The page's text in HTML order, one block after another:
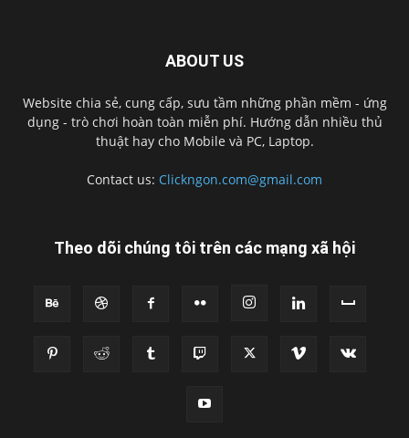
ABOUT US
Website chia sẻ, cung cấp, sưu tầm những phần mềm - ứng
dụng - trò chơi hoàn toàn miễn phí. Hướng dẫn nhiều thủ
thuật hay cho Mobile và PC, Laptop.
Contact us: Clickngon.com@gmail.com
Theo dõi chúng tôi trên các mạng xã hội